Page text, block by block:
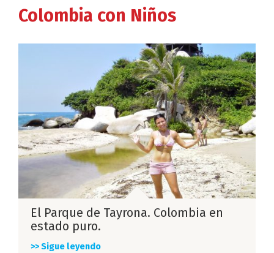
Colombia con Niños
El Parque de Tayrona. Colombia en
estado puro.
>> Sigue leyendo